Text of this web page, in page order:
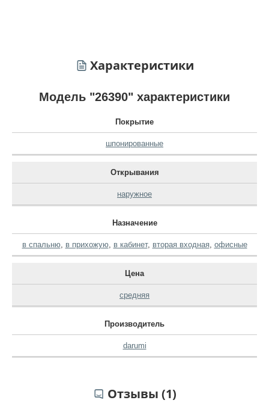
Характеристики
Модель "26390" характеристики
Покрытие
шпонированные
Открывания
наружное
Назначение
в спальню, в прихожую, в кабинет, вторая входная, офисные
Цена
средняя
Производитель
darumi
Отзывы (1)